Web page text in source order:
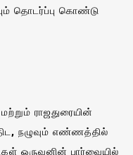
தொடர்ப்பு கொண்டு
ராஜதுரையின்
நழுவும் எண்ணத்தில்
ஒருவனின் பார்வையில்